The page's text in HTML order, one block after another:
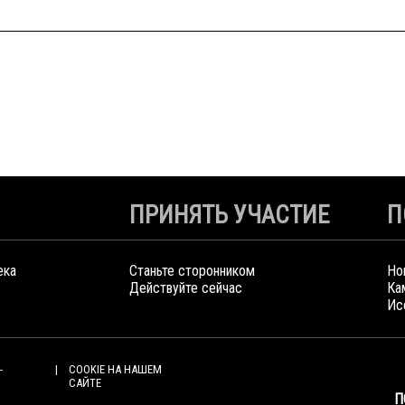
ПРИНЯТЬ УЧАСТИЕ
Станьте сторонником
Действуйте сейчас
COOKIE НА НАШЕМ
САЙТЕ